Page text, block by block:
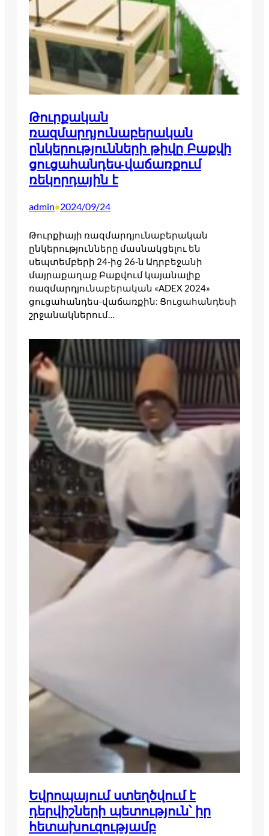
Թուրքական
ռազմարդյունաբերական
ընկերությունների թիվը Բաքվի
ցուցահանդես-վաճառքում
ռեկորդային է
admin•2024/09/24
Թուրքիայի ռազմարդյունաբերական
ընկերությունները մասնակցելու են
սեպտեմբերի 24-ից 26-ն Ադրբեջանի
մայրաքաղաք Բաքվում կայանալիք
ռազմարդյունաբերական «ADEX 2024»
ցուցահանդես-վաճառքին: Ցուցահանդեսի
շրջանակներում…
Եվրոպայում ստեղծվում է
դերվիշների պետություն՝ իր
հետախուզությամբ